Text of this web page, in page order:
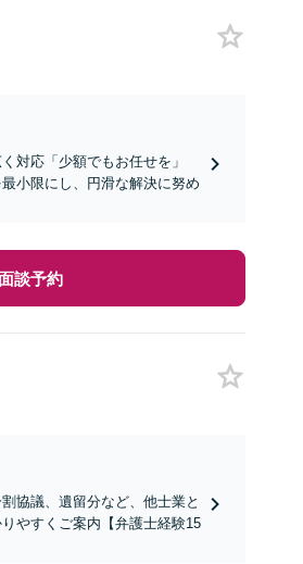
対応「少額でもお任せを」
小限にし、円滑な解決に努め
談予約
協議、遺留分など、他士業と
やすくご案内【弁護士経験15